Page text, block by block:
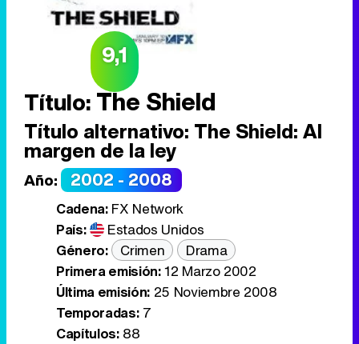
9,1
Título:The Shield
Título alternativo: The Shield: Al
margen de la ley
Año: 2002 - 2008
Cadena:FX Network
País:
Estados Unidos
Género:
Crimen
Drama
Primera emisión:12 Marzo 2002
Última emisión:25 Noviembre 2008
Temporadas:7
Capítulos:88